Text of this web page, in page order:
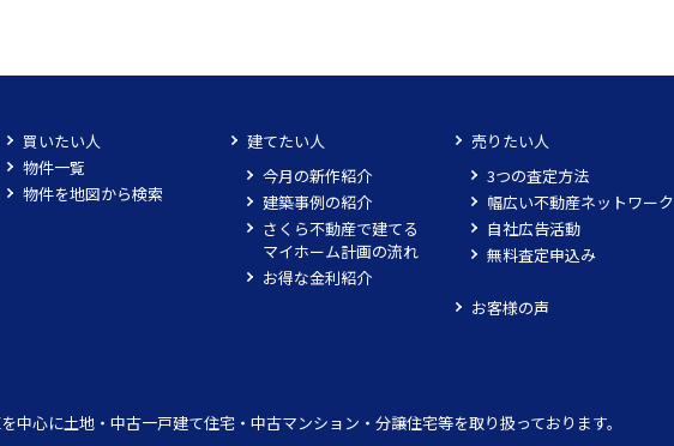
買いたい人
物件一覧
物件を地図から検索
建てたい人
今月の新作紹介
建築事例の紹介
さくら不動産で建てる
マイホーム計画の流れ
お得な金利紹介
売りたい人
3つの査定方法
幅広い不動産ネットワーク
自社広告活動
無料査定申込み
お客様の声
中心に土地・中古一戸建て住宅・中古マンション・分譲住宅等を取り扱っております。